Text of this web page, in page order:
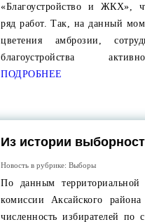
«Благоустройство и ЖКХ»,
ряд работ. Так, на данный
цветения амброзии,
благоустройства
ПОДРОБНЕЕ
Из истории
Новость в рубрике:Выборы
По данным территориальной
комиссии Аксайского района
численность избирателей по